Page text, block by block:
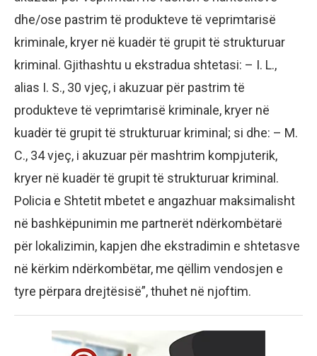
dhe/ose pastrim të produkteve të veprimtarisë
kriminale, kryer në kuadër të grupit të strukturuar
kriminal. Gjithashtu u ekstradua shtetasi: – I. L.,
alias I. S., 30 vjeç, i akuzuar për pastrim të
produkteve të veprimtarisë kriminale, kryer në
kuadër të grupit të strukturuar kriminal; si dhe: – M.
C., 34 vjeç, i akuzuar për mashtrim kompjuterik,
kryer në kuadër të grupit të strukturuar kriminal.
Policia e Shtetit mbetet e angazhuar maksimalisht
në bashkëpunimin me partnerët ndërkombëtarë
për lokalizimin, kapjen dhe ekstradimin e shtetasve
në kërkim ndërkombëtar, me qëllim vendosjen e
tyre përpara drejtësisë”, thuhet në njoftim.